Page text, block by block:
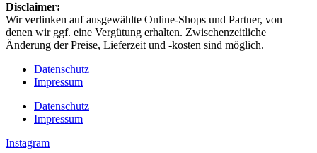
Disclaimer: ​
Wir verlinken auf ausgewählte Online-Shops und Partner, von
denen wir ggf. eine Vergütung erhalten. Zwischenzeitliche
Änderung der Preise, Lieferzeit und -kosten sind möglich.
Datenschutz
Impressum
Datenschutz
Impressum
Instagram